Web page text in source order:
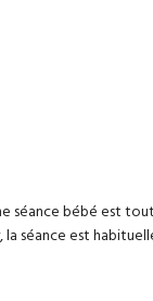
séance bébé est
séance est